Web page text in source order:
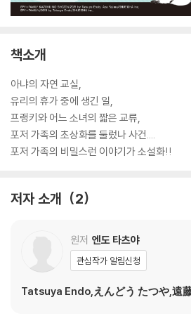
책소개
아냐의 자연 교실,
유리의 휴가 중에 생긴 일,
프랭키와 어느 소녀의 짧은 교류,
포저 가족의 초상화를 둘렀나 사건....
포저 가족의 비밀스런 이야기가 소설화!!
저자 소개 2
원저 엔도 타츠야
관심작가 알림신청
Tatsuya Endo,えんどう たつや,遠